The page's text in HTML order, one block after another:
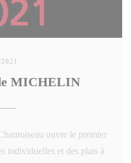
MICHELIN
ouvre le premier
individuelles et des plats à